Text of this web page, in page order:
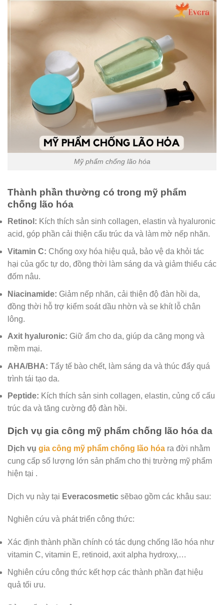
Mỹ phẩm chống lão hóa
Thành phần thường có trong mỹ phẩm
chống lão hóa
Retinol: Kích thích sản sinh collagen, elastin và hyaluronic
acid, góp phần cải thiện cấu trúc da và làm mờ nếp nhăn.
Vitamin C: Chống oxy hóa hiệu quả, bảo vệ da khỏi tác
hại của gốc tự do, đồng thời làm sáng da và giảm thiểu các
đốm nâu.
Niacinamide: Giảm nếp nhăn, cải thiện độ đàn hồi da,
đồng thời hỗ trợ kiểm soát dầu nhờn và se khít lỗ chân
lông.
Axit hyaluronic: Giữ ẩm cho da, giúp da căng mọng và
mềm mại.
AHA/BHA: Tẩy tế bào chết, làm sáng da và thúc đẩy quá
trình tái tạo da.
Peptide: Kích thích sản sinh collagen, elastin, củng cố cấu
trúc da và tăng cường độ đàn hồi.
Dịch vụ gia công mỹ phẩm chống lão hóa da
Dịch vụ gia công mỹ phẩm chống lão hóa ra đời nhằm
cung cấp số lượng lớn sản phẩm cho thị trường mỹ phẩm
hiện tại .
Dịch vụ này tại Everacosmetic sẽbao gồm các khâu sau:
Nghiên cứu và phát triển công thức:
Xác định thành phần chính có tác dụng chống lão hóa như
vitamin C, vitamin E, retinoid, axit alpha hydroxy,…
Nghiên cứu công thức kết hợp các thành phần đạt hiệu
quả tối ưu.